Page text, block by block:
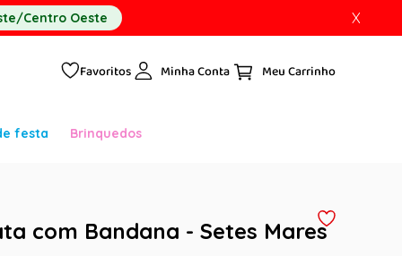
Centro Oeste X
Favoritos Minha Conta
festa Brinquedos
com Bandana - Setes Mares